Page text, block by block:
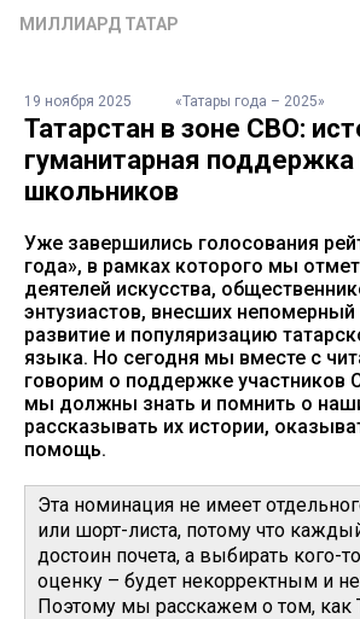
МИЛЛИАРД ТАТАР
19 ноября 2025 «Татары года – 2025»
Татарстан в зоне СВО:
гуманитарная поддержка
школьников
Уже завершились голосования
года», в рамках которого мы
деятелей искусства,
энтузиастов, внесших непомерный
развитие и популяризацию
языка. Но сегодня мы вместе с
говорим о поддержке участников
мы должны знать и помнить о
рассказывать их истории,
помощь.
Эта номинация не имеет
или шорт-листа, потому что
достоин почета, а выбирать кого-
оценку – будет некорректным и
Поэтому мы расскажем о том, как